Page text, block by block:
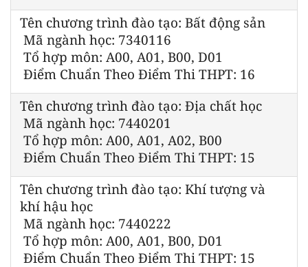
Tên chương trình đào tạo: Bất động sản
Mã ngành học: 7340116
Tổ hợp môn: A00, A01, B00, D01
Điểm Chuẩn Theo Điểm Thi THPT: 16
Tên chương trình đào tạo: Địa chất học
Mã ngành học: 7440201
Tổ hợp môn: A00, A01, A02, B00
Điểm Chuẩn Theo Điểm Thi THPT: 15
Tên chương trình đào tạo: Khí tượng và
khí hậu học
Mã ngành học: 7440222
Tổ hợp môn: A00, A01, B00, D01
Điểm Chuẩn Theo Điểm Thi THPT: 15